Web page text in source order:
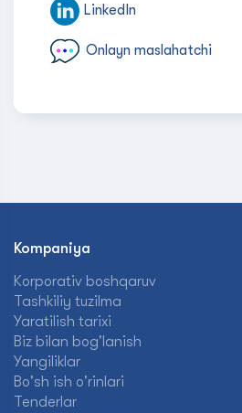
LinkedIn
Onlayn maslahatchi
Kompaniya
Korporativ boshqaruv
Tashkiliy tuzilma
Yaratilish tarixi
Biz bilan bog'lanish
Yangiliklar
Bo'sh ish o'rinlari
Tenderlar